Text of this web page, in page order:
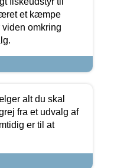
et kæmpe
omkring
alt du skal
fra et udvalg af
er til at